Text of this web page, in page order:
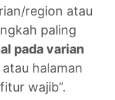
region atau
paling
pada varian
halaman
wajib”.